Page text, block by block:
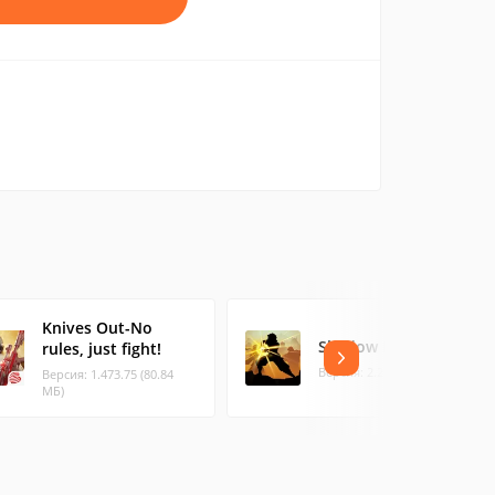
Knives Out-No
rules, just fight!
Версия: 1.473.75 (80.84
МБ)
Shadow Battle 2.2
Версия: 2.2.56 (82.43 МБ)